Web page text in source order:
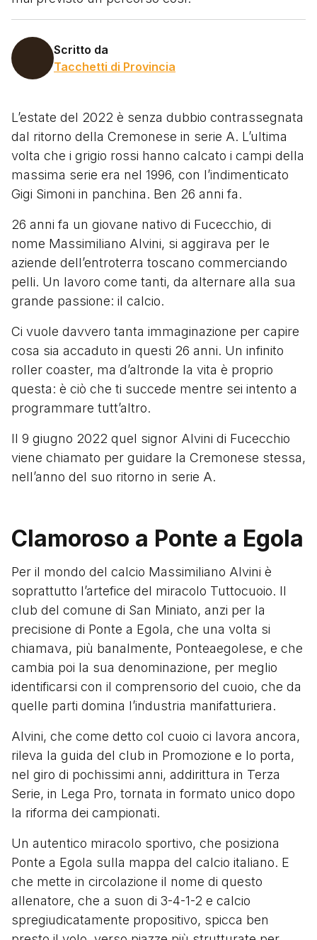
Scritto da
Tacchetti di Provincia
L’estate del 2022 è senza dubbio contrassegnata
dal ritorno della Cremonese in serie A. L’ultima
volta che i grigio rossi hanno calcato i campi della
massima serie era nel 1996, con l’indimenticato
Gigi Simoni in panchina. Ben 26 anni fa.
26 anni fa un giovane nativo di Fucecchio, di
nome Massimiliano Alvini, si aggirava per le
aziende dell’entroterra toscano commerciando
pelli. Un lavoro come tanti, da alternare alla sua
grande passione: il calcio.
Ci vuole davvero tanta immaginazione per capire
cosa sia accaduto in questi 26 anni. Un infinito
roller coaster, ma d’altronde la vita è proprio
questa: è ciò che ti succede mentre sei intento a
programmare tutt’altro.
Il 9 giugno 2022 quel signor Alvini di Fucecchio
viene chiamato per guidare la Cremonese stessa,
nell’anno del suo ritorno in serie A.
Clamoroso a Ponte a Egola
Per il mondo del calcio Massimiliano Alvini è
soprattutto l’artefice del miracolo Tuttocuoio. Il
club del comune di San Miniato, anzi per la
precisione di Ponte a Egola, che una volta si
chiamava, più banalmente, Ponteaegolese, e che
cambia poi la sua denominazione, per meglio
identificarsi con il comprensorio del cuoio, che da
quelle parti domina l’industria manifatturiera.
Alvini, che come detto col cuoio ci lavora ancora,
rileva la guida del club in Promozione e lo porta,
nel giro di pochissimi anni, addirittura in Terza
Serie, in Lega Pro, tornata in formato unico dopo
la riforma dei campionati.
Un autentico miracolo sportivo, che posiziona
Ponte a Egola sulla mappa del calcio italiano. E
che mette in circolazione il nome di questo
allenatore, che a suon di 3-4-1-2 e calcio
spregiudicatamente propositivo, spicca ben